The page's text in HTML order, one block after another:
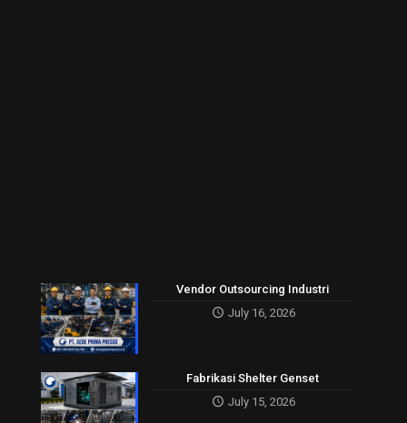
Vendor Outsourcing Industri
July 16, 2026
Fabrikasi Shelter Genset
July 15, 2026